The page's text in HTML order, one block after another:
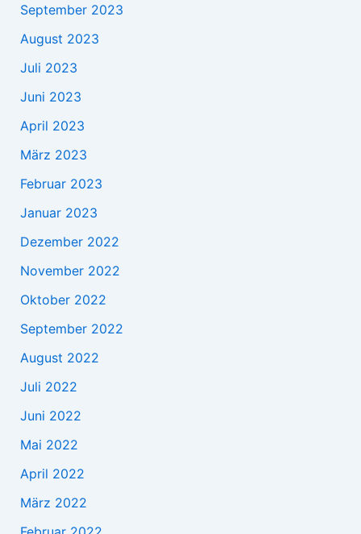
September 2023
August 2023
Juli 2023
Juni 2023
April 2023
März 2023
Februar 2023
Januar 2023
Dezember 2022
November 2022
Oktober 2022
September 2022
August 2022
Juli 2022
Juni 2022
Mai 2022
April 2022
März 2022